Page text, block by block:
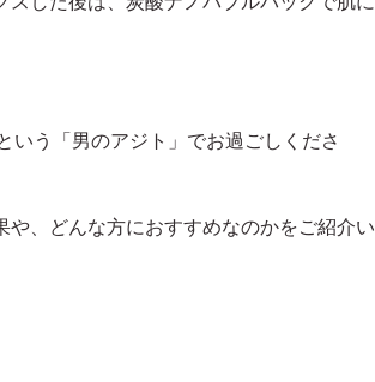
いう「男のアジト」でお過ごしくださ
や、どんな方におすすめなのかをご紹介い